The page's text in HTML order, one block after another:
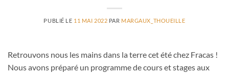
PUBLIÉ LE 11 MAI 2022 PAR MARGAUX_THOUEILLE
Retrouvons nous les mains dans la terre cet été chez Fracas !
Nous avons préparé un programme de cours et stages aux